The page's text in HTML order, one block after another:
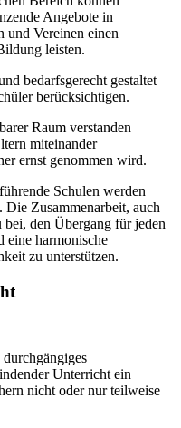
Angebote in
und Vereinen einen
leisten.
bedarfsgerecht gestaltet
berücksichtigen.
Raum verstanden
miteinander
ernst genommen wird.
Schulen werden
Die Zusammenarbeit, auch
bei, den Übergang für jeden
eine harmonische
zu unterstützen.
Unterricht ein
nicht oder nur teilweise